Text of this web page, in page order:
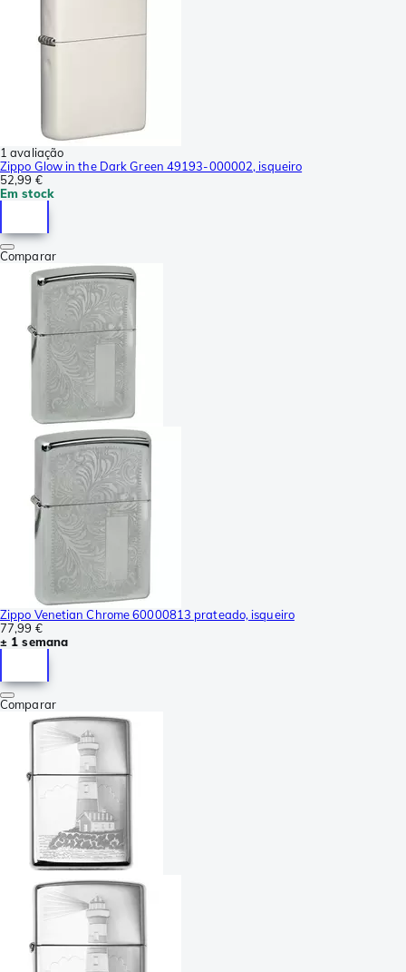
1 avaliação
Zippo Glow in the Dark Green 49193-000002, isqueiro
52,99 €
Em stock
Comparar
Zippo Venetian Chrome 60000813 prateado, isqueiro
77,99 €
± 1 semana
Comparar